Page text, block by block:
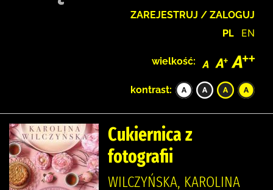
ZAREJESTRUJ / ZALOGUJ
PL EN
wielkość:
kontrast:
Cukiernica z
fotografii
WILCZYŃSKA, KAROLINA